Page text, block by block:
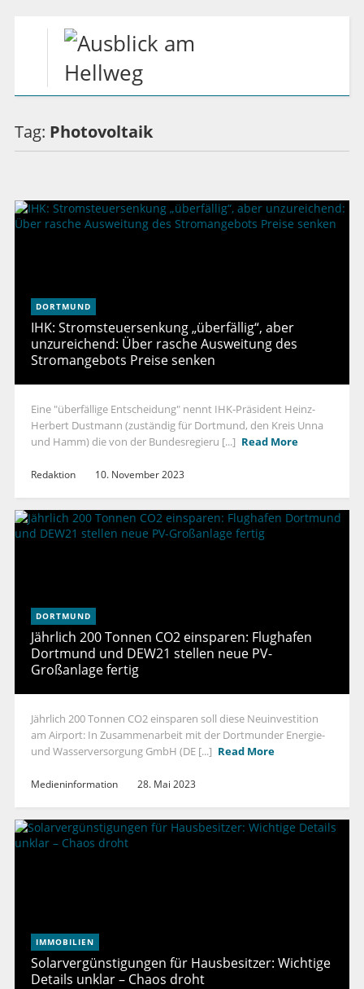
Tag: Photovoltaik
DORTMUND
IHK: Stromsteuersenkung „überfällig“, aber
unzureichend: Über rasche Ausweitung des
Stromangebots Preise senken
Eine "überfällige Entscheidung" nennt IHK-Präsident Heinz-
Herbert Dustmann (zuständig für Dortmund, den Kreis Unna
und Hamm) die von der Bundesregieru [...] Read More
Redaktion 10. November 2023
DORTMUND
Jährlich 200 Tonnen CO2 einsparen: Flughafen
Dortmund und DEW21 stellen neue PV-
Großanlage fertig
Jährlich 200 Tonnen CO2 einsparen soll diese Neuinvestition
am Airport: In Zusammenarbeit mit der Dortmunder Energie-
und Wasserversorgung GmbH (DE [...] Read More
Medieninformation 28. Mai 2023
IMMOBILIEN
Solarvergünstigungen für Hausbesitzer: Wichtige
Details unklar – Chaos droht